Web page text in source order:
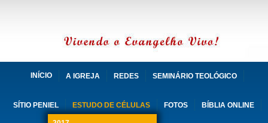
INÍCIO A IGREJA REDES SEMINÁRIO TEOLÓGICO
SÍTIO PENIEL ESTUDO DE CÉLULAS FOTOS BÍBLIA ONLINE